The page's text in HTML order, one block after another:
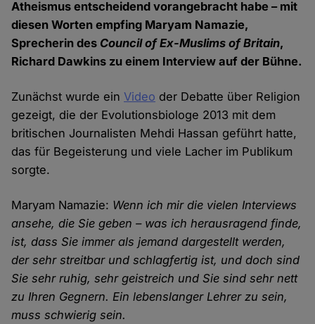
Atheismus entscheidend vorangebracht habe – mit
diesen Worten empfing Maryam Namazie,
Sprecherin des Council of Ex-Muslims of Britain,
Richard Dawkins zu einem Interview auf der Bühne.
Zunächst wurde einVideo der Debatte über Religion
gezeigt, die der Evolutionsbiologe 2013 mit dem
britischen Journalisten Mehdi Hassan geführt hatte,
das für Begeisterung und viele Lacher im Publikum
sorgte.
Maryam Namazie: Wenn ich mir die vielen Interviews
ansehe, die Sie geben – was ich herausragend finde,
ist, dass Sie immer als jemand dargestellt werden,
der sehr streitbar und schlagfertig ist, und doch sind
Sie sehr ruhig, sehr geistreich und Sie sind sehr nett
zu Ihren Gegnern. Ein lebenslanger Lehrer zu sein,
muss schwierig sein.